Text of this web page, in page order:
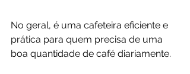
No geral, é uma cafeteira eficiente e
prática para quem precisa de uma
boa quantidade de café diariamente.